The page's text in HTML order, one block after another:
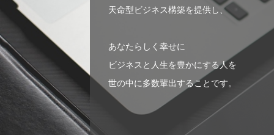
天命型ビジネス構築を提供し、
あなたらしく幸せに
ビジネスと人生を豊かにする人を
世の中に多数輩出することです。